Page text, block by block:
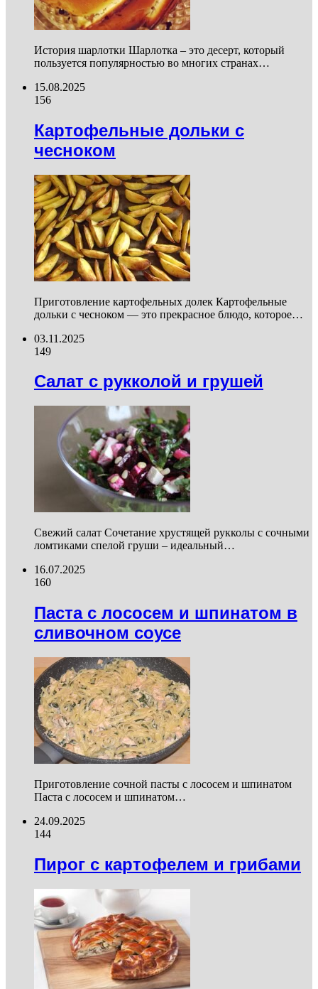
История шарлотки Шарлотка – это десерт, который
пользуется популярностью во многих странах…
15.08.2025
156
Картофельные дольки с
чесноком
Приготовление картофельных долек Картофельные
дольки с чесноком — это прекрасное блюдо, которое…
03.11.2025
149
Салат с рукколой и грушей
Свежий салат Сочетание хрустящей рукколы с сочными
ломтиками спелой груши – идеальный…
16.07.2025
160
Паста с лососем и шпинатом в
сливочном соусе
Приготовление сочной пасты с лососем и шпинатом
Паста с лососем и шпинатом…
24.09.2025
144
Пирог с картофелем и грибами